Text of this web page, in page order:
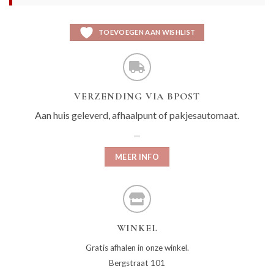
TOEVOEGEN AAN WISHLIST
VERZENDING VIA BPOST
Aan huis geleverd, afhaalpunt of pakjesautomaat.
MEER INFO
WINKEL
Gratis afhalen in onze winkel.
Bergstraat 101